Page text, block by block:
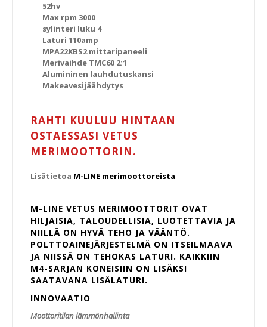
52hv
Max rpm 3000
sylinteri luku 4
Laturi 110amp
MPA22KBS2 mittaripaneeli
Merivaihde TMC60 2:1
Alumininen lauhdutuskansi
Makeavesijäähdytys
RAHTI KUULUU HINTAAN
OSTAESSASI VETUS
MERIMOOTTORIN.
Lisätietoa M-LINE merimoottoreista
M-LINE VETUS MERIMOOTTORIT OVAT
HILJAISIA, TALOUDELLISIA, LUOTETTAVIA JA
NIILLÄ ON HYVÄ TEHO JA VÄÄNTÖ.
POLTTOAINEJÄRJESTELMÄ ON ITSEILMAAVA
JA NIISSÄ ON TEHOKAS LATURI. KAIKKIIN
M4-SARJAN KONEISIIN ON LISÄKSI
SAATAVANA LISÄLATURI.
INNOVAATIO
Moottoritilan lämmönhallinta